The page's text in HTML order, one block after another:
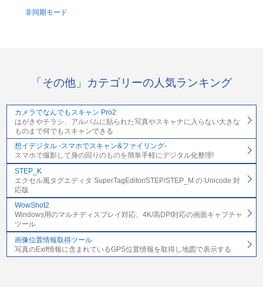
非同期モード
「その他」カテゴリーの人気ランキング
カメラでなんでもスキャン Pro2
はがきやチラシ、アルバムに貼られた写真やスキャナに入らない大きな
ものまで何でもスキャンできる
想イデジタル -スマホでスキャン&ファイリング-
スマホで撮影して身の回りのものを簡単手軽にデジタル化整理!
STEP_K
エクセル風タグエディタ SuperTagEditor/STEP/STEP_M の Unicode 対
応版
WowShot2
Windows用のマルチディスプレイ対応、4K/高DPI対応の画面キャプチャ
ツール
画像位置情報取得ツール
写真のExif情報に含まれているGPS位置情報を取得し地図で表示する